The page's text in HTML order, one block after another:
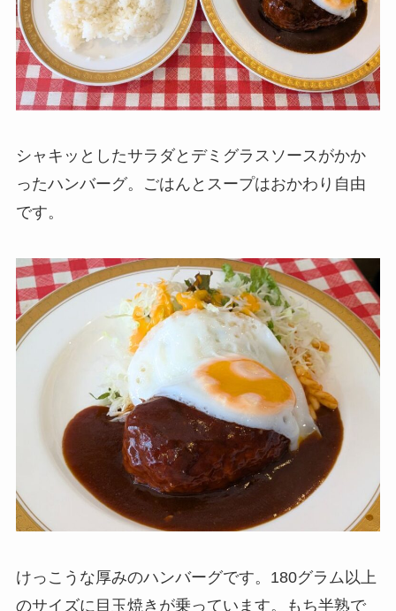
シャキッとしたサラダとデミグラスソースがかか
ったハンバーグ。ごはんとスープはおかわり自由
です。
けっこうな厚みのハンバーグです。180グラム以上
のサイズに目玉焼きが乗っています。もち半熟で